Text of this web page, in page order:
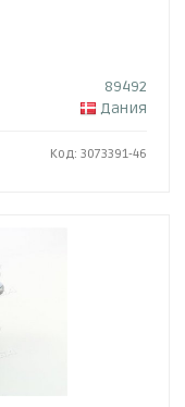
89492
Дания
Код: 3073391-46